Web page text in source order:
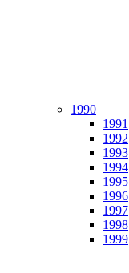
1990
1991
1992
1993
1994
1995
1996
1997
1998
1999